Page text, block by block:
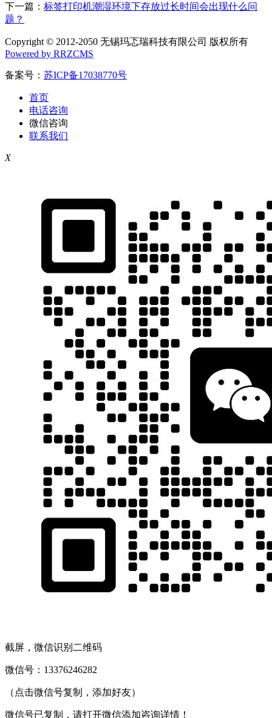
下一篇： 标签打印机潮湿环境下存放过长时间会出现什么问
题？
Copyright © 2012-2050 无锡玛忑瑞科技有限公司 版权所有
Powered by RRZCMS
备案号： 苏ICP备17038770号
首页
电话咨询
微信咨询
联系我们
X
截屏，微信识别二维码
微信号： 13376246282
（点击微信号复制，添加好友）
微信号已复制，请打开微信添加咨询详情！